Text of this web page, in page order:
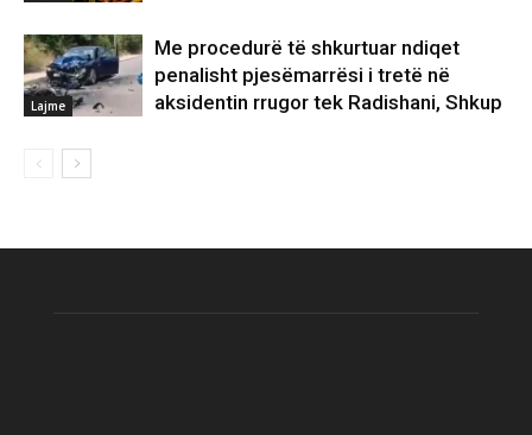
Lajme
Me procedurë të shkurtuar ndiqet
penalisht pjesëmarrësi i tretë në
aksidentin rrugor tek Radishani, Shkup